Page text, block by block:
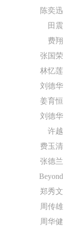
陈奕迅
田震
费翔
张国荣
林忆莲
刘德华
姜育恒
刘德华
许越
费玉清
张德兰
Beyond
郑秀文
周传雄
周华健